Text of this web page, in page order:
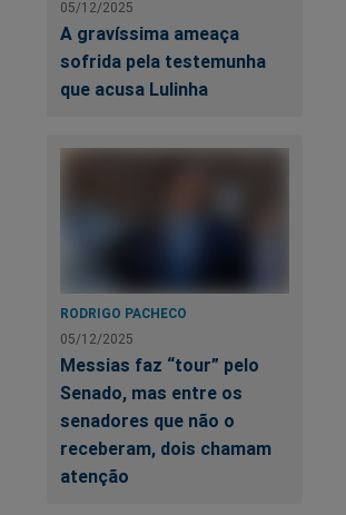
05/12/2025
A gravíssima ameaça
sofrida pela testemunha
que acusa Lulinha
RODRIGO PACHECO
05/12/2025
Messias faz “tour” pelo
Senado, mas entre os
senadores que não o
receberam, dois chamam
atenção